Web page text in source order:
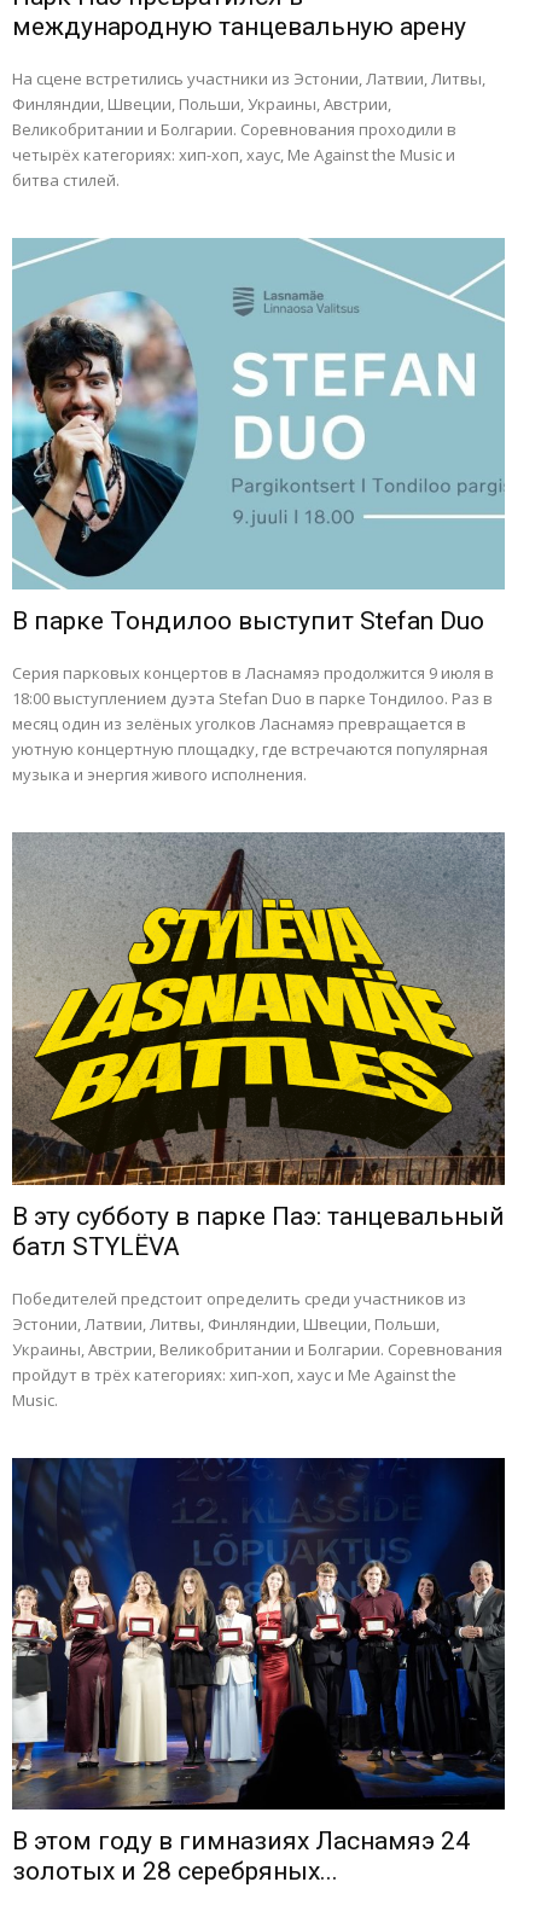
международную танцевальную арену
На сцене встретились участники из Эстонии, Латвии, Литвы,
Финляндии, Швеции, Польши, Украины, Австрии,
Великобритании и Болгарии. Соревнования проходили в
четырёх категориях: хип-хоп, хаус, Me Against the Music и
битва стилей.
В парке Тондилоо выступит Stefan Duo
Серия парковых концертов в Ласнамяэ продолжится 9 июля в
18:00 выступлением дуэта Stefan Duo в парке Тондилоо. Раз в
месяц один из зелёных уголков Ласнамяэ превращается в
уютную концертную площадку, где встречаются популярная
музыка и энергия живого исполнения.
В эту субботу в парке Паэ: танцевальный
батл STYLËVA
Победителей предстоит определить среди участников из
Эстонии, Латвии, Литвы, Финляндии, Швеции, Польши,
Украины, Австрии, Великобритании и Болгарии. Соревнования
пройдут в трёх категориях: хип-хоп, хаус и Me Against the
Music.
В этом году в гимназиях Ласнамяэ 24
золотых и 28 серебряных...